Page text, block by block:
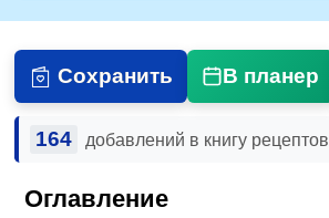
Сохранить В планер
164 добавлений в книгу рецептов
Оглавление